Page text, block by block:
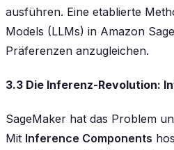
ausführen. Eine etablierte
Models (LLMs) in Amazon
Präferenzen anzugleichen.
3.3 Die Inferenz-Revolution:
SageMaker hat das Problem
Mit Inference Components